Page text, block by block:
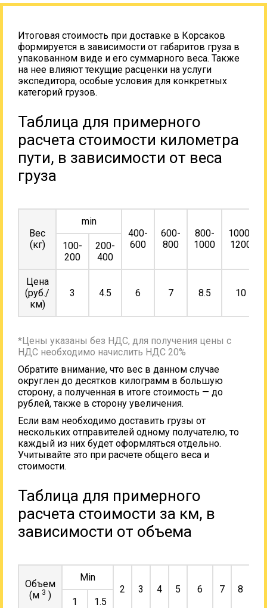
Итоговая стоимость при доставке в Корсаков
формируется в зависимости от габаритов груза в
упакованном виде и его суммарного веса. Также
на нее влияют текущие расценки на услуги
экспедитора, особые условия для конкретных
категорий грузов.
Таблица для примерного
расчета стоимости километра
пути, в зависимости от веса
груза
Вес
(кг)
min
400-
600
600-
800
800-
1000
1000-
1200
100-
200
200-
400
Цена
(руб./
км)
3 4.5 6 7 8.5 10
*Цены указаны без НДС, для получения цены с
НДС необходимо начислить НДС 20%
Обратите внимание, что вес в данном случае
округлен до десятков килограмм в большую
сторону, а полученная в итоге стоимость — до
рублей, также в сторону увеличения.
Если вам необходимо доставить грузы от
нескольких отправителей одному получателю, то
каждый из них будет оформляться отдельно.
Учитывайте это при расчете общего веса и
стоимости.
Таблица для примерного
расчета стоимости за км, в
зависимости от объема
Объем
(м 3 )
Min
2
3 4 5 6 7 8
1
1.5